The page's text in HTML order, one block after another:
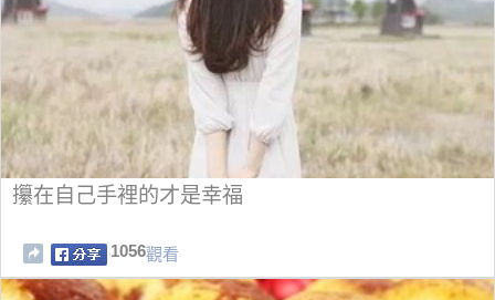
攥在自己手裡的才是幸福
1056觀看